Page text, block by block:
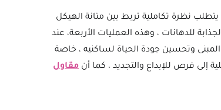
نظرة تكاملية تربط بين متانة الهيكل
للدهانات ، وهذه العمليات الأربعة، عند
وتحسين جودة الحياة لساكنيه ، خاصة
إلى فرص للإبداع والتجديد ، كما أن مقاول